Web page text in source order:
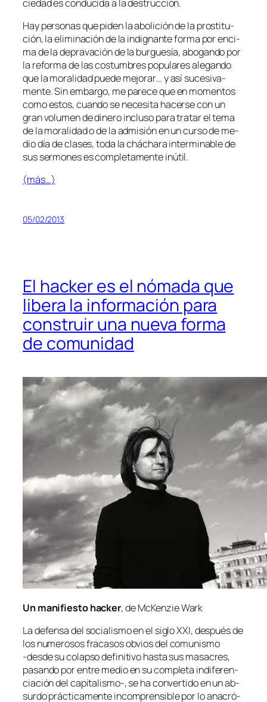
cie­dad es con­du­ci­da a la destrucción.
Hay per­so­nas que pi­den la abo­li­ción de la pros­ti­tu­
ción, la eli­mi­na­ción de la in­dig­nan­te for­ma por en­ci­
ma de la de­pra­va­ción de la bur­gue­sía, abo­gan­do por
la re­for­ma de las cos­tum­bres po­pu­la­res ale­gan­do
que la mo­ra­li­dad pue­de me­jo­rar… y así su­ce­si­va­
men­te. Sin em­bar­go, me pa­re­ce que en mo­men­tos
co­mo es­tos, cuan­do se ne­ce­si­ta ha­cer­se con un
gran vo­lu­men de di­ne­ro in­clu­so pa­ra tra­tar el te­ma
de la mo­ra­li­dad o de la ad­mi­sión en un cur­so de me­
dio día de cla­ses, to­da la chá­cha­ra in­ter­mi­na­ble de
sus ser­mo­nes es com­ple­ta­men­te inútil.
(más…)
05/02/2013
El hacker es el nómada que
libera la información para
construir una nueva forma
de comunidad
Un ma­ni­fies­to hac­ker, de McKenzie Wark
La de­fen­sa del so­cia­lis­mo en el si­glo XXI, des­pués de
los nu­me­ro­sos fra­ca­sos ob­vios del co­mu­nis­mo
‑des­de su co­lap­so de­fi­ni­ti­vo has­ta sus ma­sa­cres,
pa­san­do por en­tre me­dio en su com­ple­ta in­di­fe­ren­
cia­ción del capitalismo‑, se ha con­ver­ti­do en un ab­
sur­do prác­ti­ca­men­te in­com­pren­si­ble por lo ana­cró­